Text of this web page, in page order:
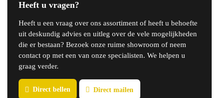
Heeft u vragen?
Heeft u een vraag over ons assortiment of heeft u behoefte
uit deskundig advies en uitleg over de vele mogelijkheden
die er bestaan? Bezoek onze ruime showroom of neem
contact op met een van onze specialisten. We helpen u
graag verder.